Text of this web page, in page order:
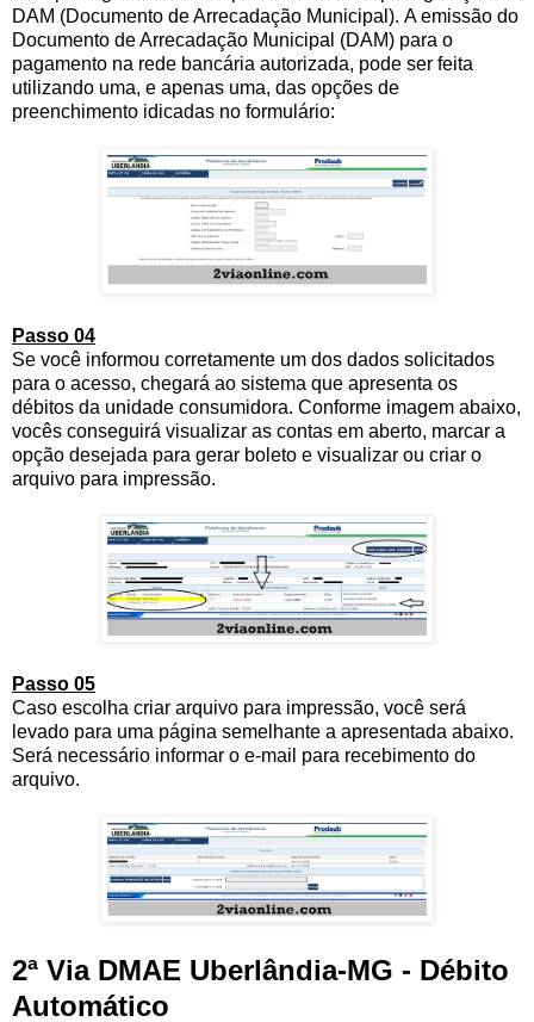
DAM (Documento de Arrecadação Municipal). A emissão do
Documento de Arrecadação Municipal (DAM) para o
pagamento na rede bancária autorizada, pode ser feita
utilizando uma, e apenas uma, das opções de
preenchimento idicadas no formulário:
Passo 04
Se você informou corretamente um dos dados solicitados
para o acesso, chegará ao sistema que apresenta os
débitos da unidade consumidora. Conforme imagem abaixo,
vocês conseguirá visualizar as contas em aberto, marcar a
opção desejada para gerar boleto e visualizar ou criar o
arquivo para impressão.
Passo 05
Caso escolha criar arquivo para impressão, você será
levado para uma página semelhante a apresentada abaixo.
Será necessário informar o e-mail para recebimento do
arquivo.
2ª Via DMAE Uberlândia-MG - Débito
Automático